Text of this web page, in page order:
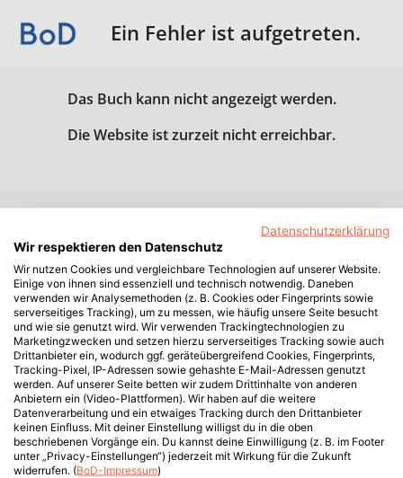
Ein Fehler ist aufgetreten.
Das Buch kann nicht angezeigt werden.
Die Website ist zurzeit nicht erreichbar.
Datenschutzerklärung
Wir respektieren den Datenschutz
Wir nutzen Cookies und vergleichbare Technologien auf unserer Website.
Einige von ihnen sind essenziell und technisch notwendig. Daneben
verwenden wir Analysemethoden (z. B. Cookies oder Fingerprints sowie
serverseitiges Tracking), um zu messen, wie häufig unsere Seite besucht
und wie sie genutzt wird. Wir verwenden Trackingtechnologien zu
Marketingzwecken und setzen hierzu serverseitiges Tracking sowie auch
Drittanbieter ein, wodurch ggf. geräteübergreifend Cookies, Fingerprints,
Tracking-Pixel, IP-Adressen sowie gehashte E-Mail-Adressen genutzt
werden. Auf unserer Seite betten wir zudem Drittinhalte von anderen
Anbietern ein (Video-Plattformen). Wir haben auf die weitere
Datenverarbeitung und ein etwaiges Tracking durch den Drittanbieter
keinen Einfluss. Mit deiner Einstellung willigst du in die oben
beschriebenen Vorgänge ein. Du kannst deine Einwilligung (z. B. im Footer
unter „Privacy-Einstellungen“) jederzeit mit Wirkung für die Zukunft
widerrufen. (BoD-Impressum)